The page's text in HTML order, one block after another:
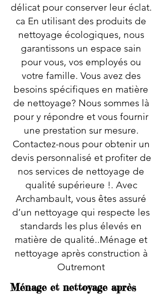
délicat pour conserver leur éclat.
ca En utilisant des produits de
nettoyage écologiques, nous
garantissons un espace sain
pour vous, vos employés ou
votre famille. Vous avez des
besoins spécifiques en matière
de nettoyage? Nous sommes là
pour y répondre et vous fournir
une prestation sur mesure.
Contactez-nous pour obtenir un
devis personnalisé et profiter de
nos services de nettoyage de
qualité supérieure !. Avec
Archambault, vous êtes assuré
d’un nettoyage qui respecte les
standards les plus élevés en
matière de qualité..Ménage et
nettoyage après construction à
Outremont
Ménage et nettoyage après